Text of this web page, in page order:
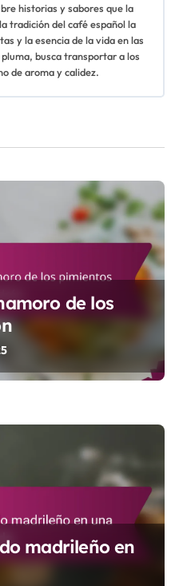
historias y sabores que la
tradición del café español la
y la esencia de la vida en las
busca transportar a los
de aroma y calidez.
de los
madrileño en